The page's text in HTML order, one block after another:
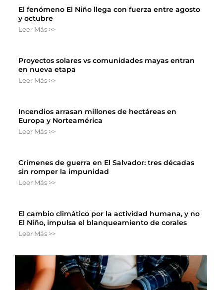
El fenómeno El Niño llega con fuerza entre agosto
y octubre
Leer Más >>
Proyectos solares vs comunidades mayas entran
en nueva etapa
Leer Más >>
Incendios arrasan millones de hectáreas en
Europa y Norteamérica
Leer Más >>
Crímenes de guerra en El Salvador: tres décadas
sin romper la impunidad
Leer Más >>
El cambio climático por la actividad humana, y no
El Niño, impulsa el blanqueamiento de corales
Leer Más >>